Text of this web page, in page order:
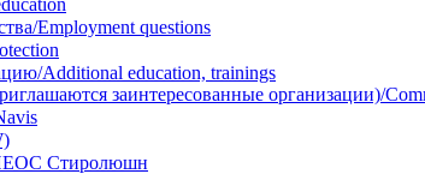
Employment questions
Additional education, trainings
заинтересованные организации)/
Стиролюшн